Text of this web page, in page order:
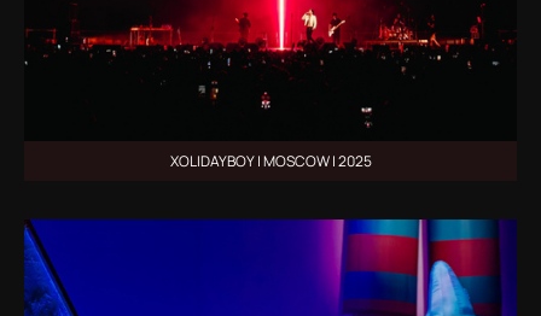
XOLIDAYBOY | MOSCOW | 2025